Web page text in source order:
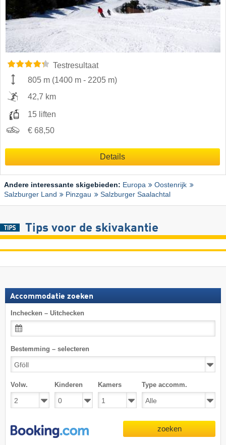
Testresultaat
805 m (1400 m - 2205 m)
42,7 km
15 liften
€ 68,50
Details
Andere interessante skigebieden: Europa
Oostenrijk
Salzburger Land
Pinzgau Salzburger Saalachtal
Tips voor de skivakantie
Accommodatie zoeken
Inchecken – Uitchecken
Bestemming – selecteren
Volw. Kinderen Kamers Type accomm.
zoeken